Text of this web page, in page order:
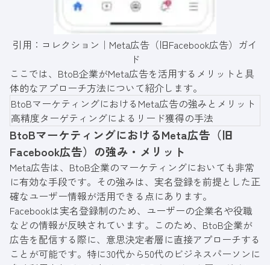
引用： コレクション｜Meta広告（旧Facebook広告）ガイ
ド
ここでは、BtoB企業がMeta広告を活用するメリットと具
体的なアプローチ方法について紹介します。
BtoBマーケティングにおけるMeta広告の強みとメリット
高精度ターゲティングによるリード獲得の手法
BtoBマーケティングにおけるMeta広告（旧
Facebook広告）の強み・メリット
Meta広告は、BtoB企業のマーケティングにおいても非常
に有効な手段です。その強みは、実名登録を前提とした正
確なユーザー情報が活用できる点にあります。
Facebookは実名登録制のため、ユーザーの企業名や役職
などの情報が反映されています。このため、BtoB企業が
広告を配信する際に、意思決定者層に直接アプローチする
ことが可能です。特に30代から50代のビジネスパーソンに